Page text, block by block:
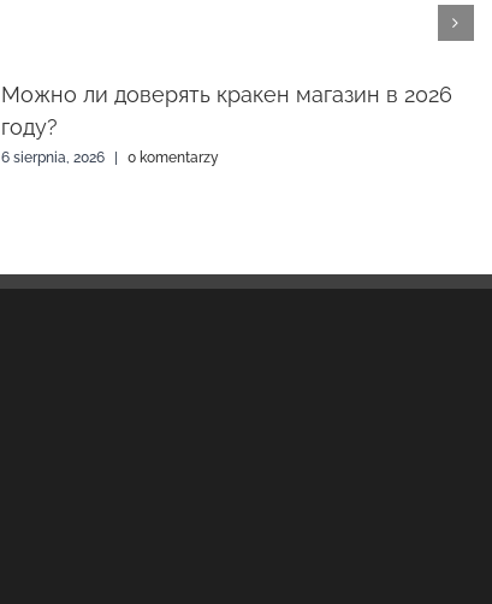
Можно ли доверять кракен магазин в 2026
году?
6 sierpnia, 2026 | 0 komentarzy